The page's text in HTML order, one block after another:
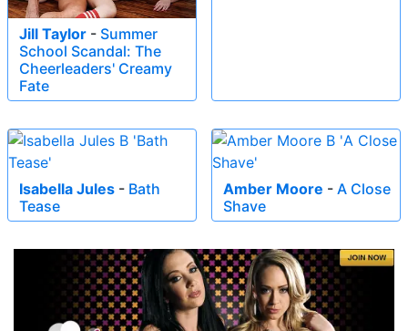
Jill Taylor - Summer
School Scandal: The
Cheerleaders' Creamy
Fate
Isabella Jules - Bath
Tease
Amber Moore - A Close
Shave